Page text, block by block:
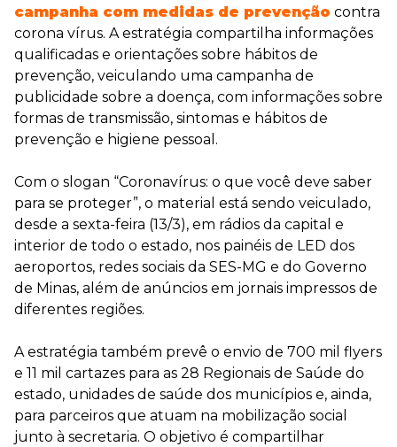
campanha com medidas de prevenção contra
corona vírus. A estratégia compartilha informações
qualificadas e orientações sobre hábitos de
prevenção, veiculando uma campanha de
publicidade sobre a doença, com informações sobre
formas de transmissão, sintomas e hábitos de
prevenção e higiene pessoal.
Com o slogan “Coronavírus: o que você deve saber
para se proteger”, o material está sendo veiculado,
desde a sexta-feira (13/3), em rádios da capital e
interior de todo o estado, nos painéis de LED dos
aeroportos, redes sociais da SES-MG e do Governo
de Minas, além de anúncios em jornais impressos de
diferentes regiões.
A estratégia também prevê o envio de 700 mil flyers
e 11 mil cartazes para as 28 Regionais de Saúde do
estado, unidades de saúde dos municípios e, ainda,
para parceiros que atuam na mobilização social
junto à secretaria. O objetivo é compartilhar